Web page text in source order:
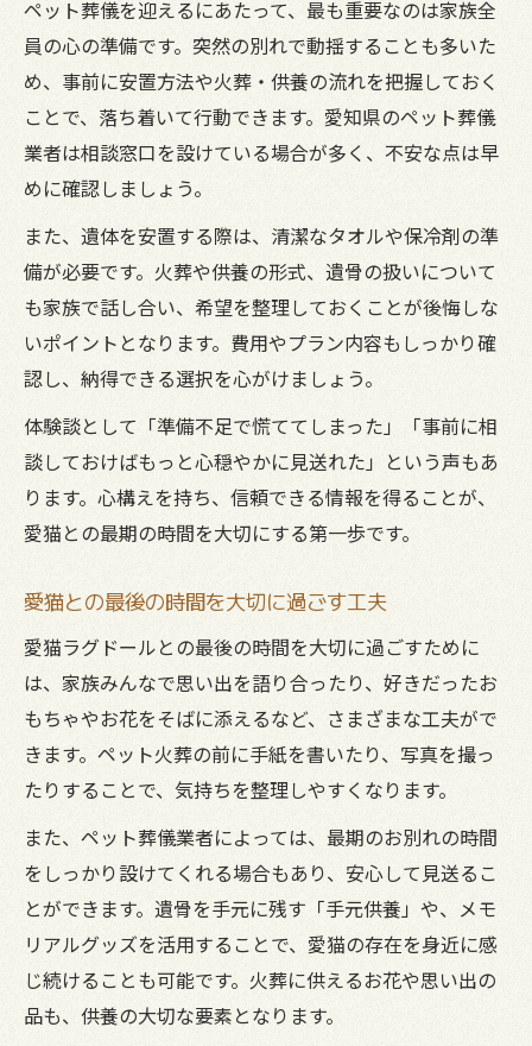
ペット葬儀を迎えるにあたって、最も重要なのは家族全
員の心の準備です。突然の別れで動揺することも多いた
め、事前に安置方法や火葬・供養の流れを把握しておく
ことで、落ち着いて行動できます。愛知県のペット葬儀
業者は相談窓口を設けている場合が多く、不安な点は早
めに確認しましょう。
また、遺体を安置する際は、清潔なタオルや保冷剤の準
備が必要です。火葬や供養の形式、遺骨の扱いについて
も家族で話し合い、希望を整理しておくことが後悔しな
いポイントとなります。費用やプラン内容もしっかり確
認し、納得できる選択を心がけましょう。
体験談として「準備不足で慌ててしまった」「事前に相
談しておけばもっと心穏やかに見送れた」という声もあ
ります。心構えを持ち、信頼できる情報を得ることが、
愛猫との最期の時間を大切にする第一歩です。
愛猫との最後の時間を大切に過ごす工夫
愛猫ラグドールとの最後の時間を大切に過ごすために
は、家族みんなで思い出を語り合ったり、好きだったお
もちゃやお花をそばに添えるなど、さまざまな工夫がで
きます。ペット火葬の前に手紙を書いたり、写真を撮っ
たりすることで、気持ちを整理しやすくなります。
また、ペット葬儀業者によっては、最期のお別れの時間
をしっかり設けてくれる場合もあり、安心して見送るこ
とができます。遺骨を手元に残す「手元供養」や、メモ
リアルグッズを活用することで、愛猫の存在を身近に感
じ続けることも可能です。火葬に供えるお花や思い出の
品も、供養の大切な要素となります。